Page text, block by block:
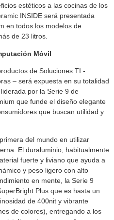
estéticos a las cocinas de los
INSIDE será presentada
en todos los modelos de
de 23 litros.
Móvil
de Soluciones TI -
– será expuesta en su totalidad
por la Serie 9 de
que funde el diseño elegante
que buscan utilidad y
del mundo en utilizar
El duraluminio, habitualmente
fuerte y liviano que ayuda a
y peso ligero con alto
en mente, la Serie 9
Plus que es hasta un
de 400nit y vibrante
de colores), entregando a los